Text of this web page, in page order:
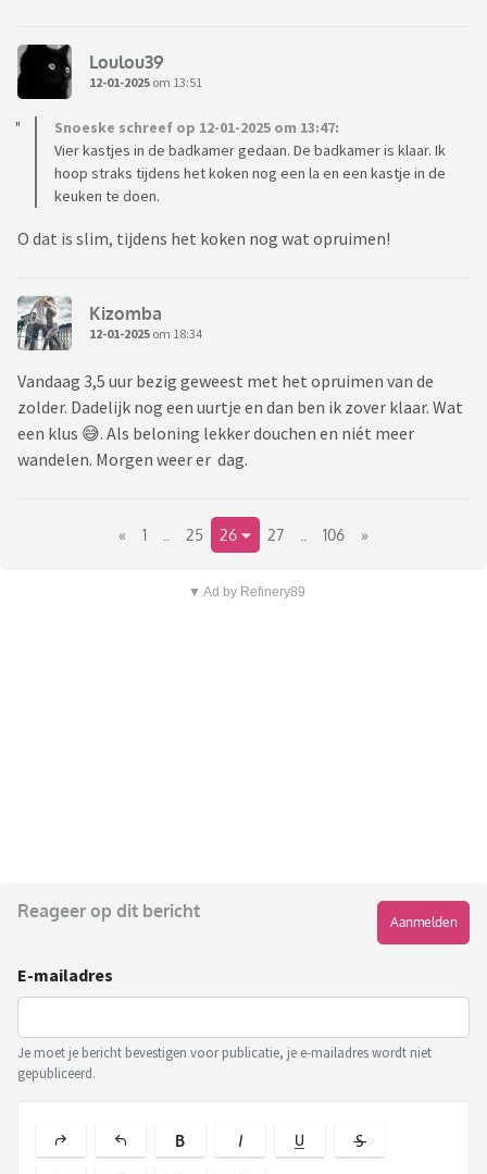
Loulou39
12-01-2025 om 13:51
Snoeske schreef op 12-01-2025 om 13:47:
Vier kastjes in de badkamer gedaan. De badkamer is klaar. Ik
hoop straks tijdens het koken nog een la en een kastje in de
keuken te doen.
O dat is slim, tijdens het koken nog wat opruimen!
Kizomba
12-01-2025 om 18:34
Vandaag 3,5 uur bezig geweest met het opruimen van de
zolder. Dadelijk nog een uurtje en dan ben ik zover klaar. Wat
een klus 😅. Als beloning lekker douchen en niét meer
wandelen. Morgen weer er dag.
« 1 25 26 27 106 »
▼ Ad by Refinery89
Reageer op dit bericht
Aanmelden
E-mailadres
Je moet je bericht bevestigen voor publicatie, je e-mailadres wordt niet
gepubliceerd.